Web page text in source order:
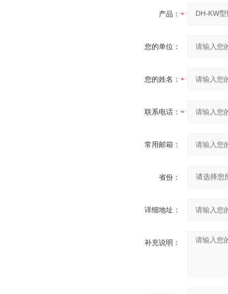
产品：
您的单位：
您的姓名：
联系电话：
常用邮箱：
省份：
详细地址：
补充说明：